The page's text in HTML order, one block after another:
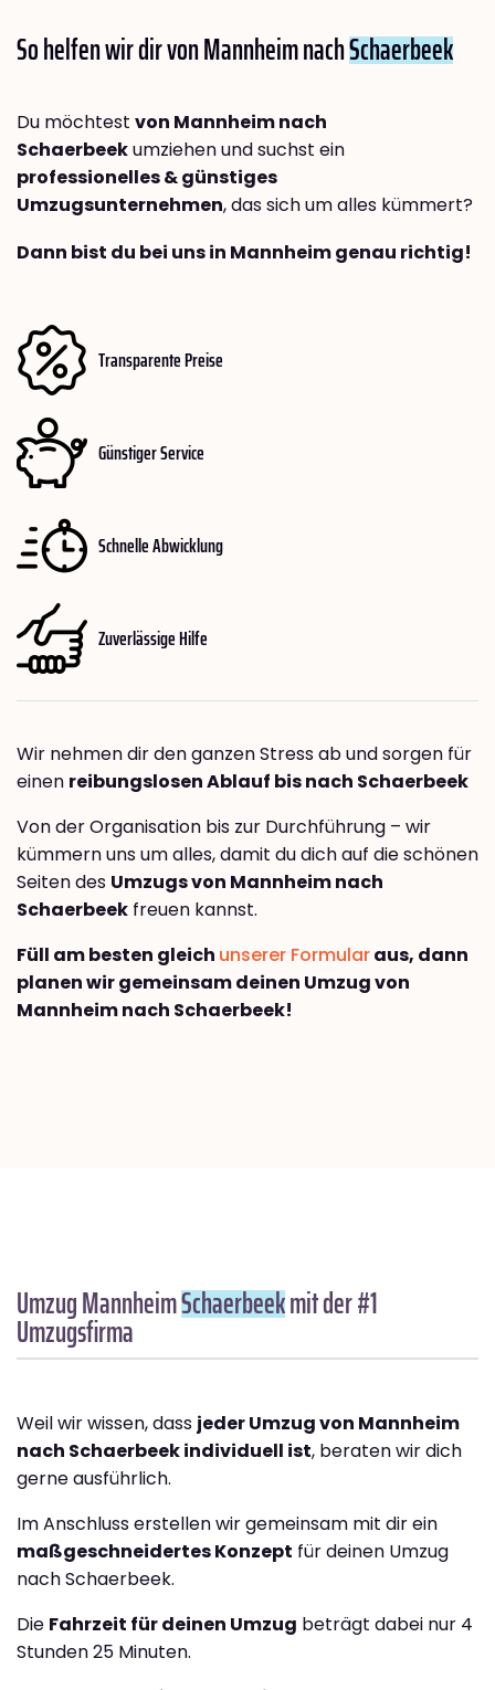
So helfen wir dir von Mannheim nachSchaerbeek
Du möchtest von Mannheim nach
Schaerbeekumziehen und suchst ein
professionelles & günstiges
Umzugsunternehmen, das sich um alles kümmert?
Dann bist du bei uns in Mannheim genau richtig!
Transparente Preise
Günstiger Service
Schnelle Abwicklung
Zuverlässige Hilfe
Wir nehmen dir den ganzen Stress ab und sorgen für
einen reibungslosen Ablauf bis nach Schaerbeek
Von der Organisation bis zur Durchführung – wir
kümmern uns um alles, damit du dich auf die schönen
Seiten des Umzugs von Mannheim nach
Schaerbeek freuen kannst.
Füll am besten gleich unserer Formularaus, dann
planen wir gemeinsam deinen Umzug von
Mannheim nach Schaerbeek!
Umzug MannheimSchaerbeekmit der #1
Umzugsfirma
Weil wir wissen, dass jeder Umzug von Mannheim
nach Schaerbeek individuell ist, beraten wir dich
gerne ausführlich.
Im Anschluss erstellen wir gemeinsam mit dir ein
maßgeschneidertes Konzept für deinen Umzug
nach Schaerbeek.
Die Fahrzeit für deinen Umzug beträgt dabei nur 4
Stunden 25 Minuten.